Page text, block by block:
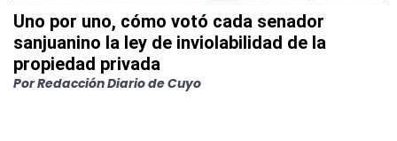
Uno por uno, cómo votó cada senador
sanjuanino la ley de inviolabilidad de la
propiedad privada
PorRedacción Diario de Cuyo